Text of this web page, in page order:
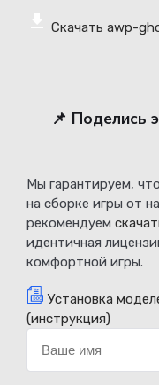
Скачать awp-
📌 Поделись
Мы гарантируем,
на сборке игры от
рекомендуем
идентичная
комфортной игры.
Установка
(инструкция)